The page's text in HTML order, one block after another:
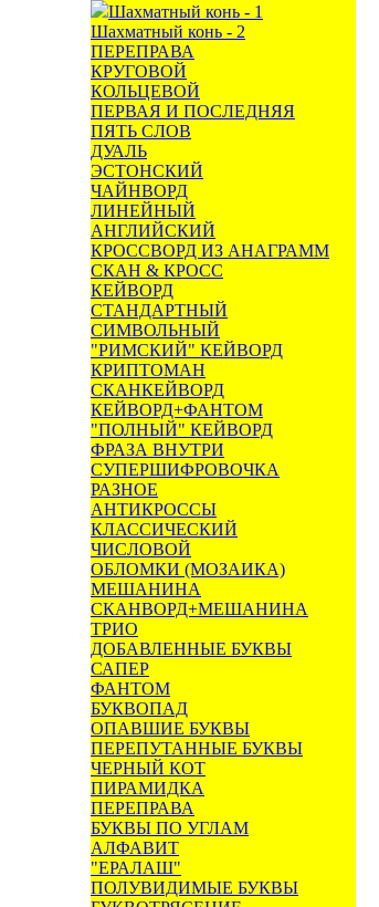
Шахматный конь - 1
Шахматный конь - 2
ПЕРЕПРАВА
КРУГОВОЙ
КОЛЬЦЕВОЙ
ПЕРВАЯ И ПОСЛЕДНЯЯ
ПЯТЬ СЛОВ
ДУАЛЬ
ЭСТОНСКИЙ
ЧАЙНВОРД
ЛИНЕЙНЫЙ
АНГЛИЙСКИЙ
КРОССВОРД ИЗ АНАГРАММ
СКАН & КРОСС
КЕЙВОРД
СТАНДАРТНЫЙ
СИМВОЛЬНЫЙ
"РИМСКИЙ" КЕЙВОРД
КРИПТОМАН
СКАНКЕЙВОРД
КЕЙВОРД+ФАНТОМ
"ПОЛНЫЙ" КЕЙВОРД
ФРАЗА ВНУТРИ
СУПЕРШИФРОВОЧКА
РАЗНОЕ
АНТИКРОССЫ
КЛАССИЧЕСКИЙ
ЧИСЛОВОЙ
ОБЛОМКИ (МОЗАИКА)
МЕШАНИНА
СКАНВОРД+МЕШАНИНА
ТРИО
ДОБАВЛЕННЫЕ БУКВЫ
САПЕР
ФАНТОМ
БУКВОПАД
ОПАВШИЕ БУКВЫ
ПЕРЕПУТАННЫЕ БУКВЫ
ЧЕРНЫЙ КОТ
ПИРАМИДКА
ПЕРЕПРАВА
БУКВЫ ПО УГЛАМ
АЛФАВИТ
"ЕРАЛАШ"
ПОЛУВИДИМЫЕ БУКВЫ